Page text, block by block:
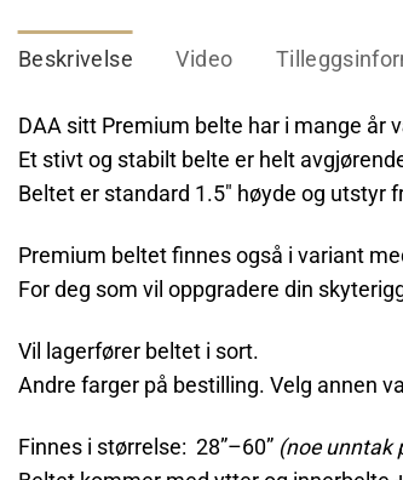
Beskrivelse Video
DAA sitt Premium belte har i mange
Et stivt og stabilt belte er helt
Beltet er standard 1.5″ høyde og utstyr
Premium beltet finnes også i variant
For deg som vil oppgradere din
Vil lagerfører beltet i sort.
Andre farger på bestilling. Velg annen
Finnes i størrelse: 28”–60” (noe unntak